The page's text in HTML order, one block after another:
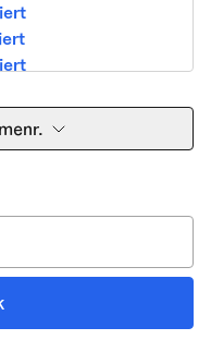
b390b